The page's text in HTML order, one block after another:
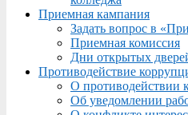
Приемная кампания
Задать вопрос в
Приемная комиссия
Дни открытых
Противодействие
О противодействии
Об уведомлении